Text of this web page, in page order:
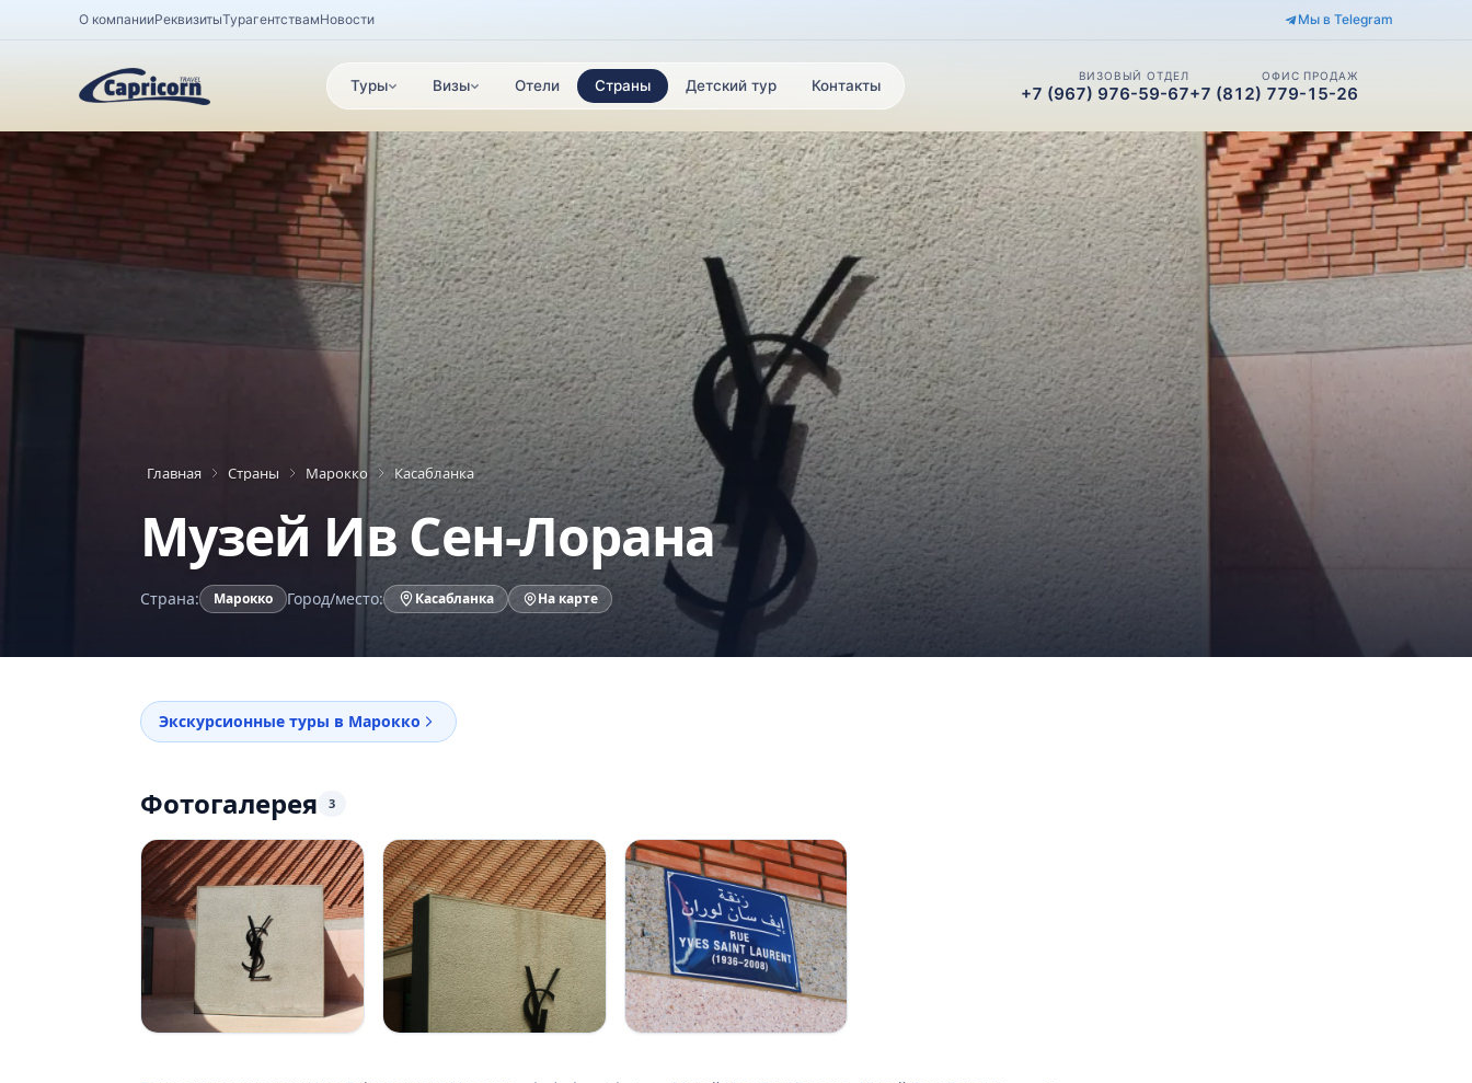
О компанииРеквизитыТурагентствамНовости Мы в Telegram
Туры Визы Отели Страны Детский тур Контакты
ВИЗОВЫЙ ОТДЕЛ
+7 (967) 976-59-67
ОФИС ПРОДАЖ
+7 (812) 779-15-26
Главная Страны Марокко Касабланка
Музей Ив Сен-Лорана
Страна: Марокко Город/место: Касабланка На карте
Экскурсионные туры в Марокко
Фотогалерея 3